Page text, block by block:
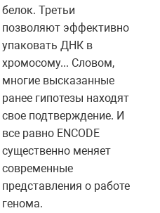
белок. Третьи
позволяют эффективно
упаковать ДНК в
хромосому... Словом,
многие высказанные
ранее гипотезы находят
свое подтверждение. И
все равно ENCODE
существенно меняет
современные
представления о работе
генома.